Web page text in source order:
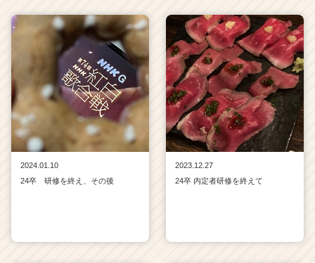
2024.01.10
24卒 研修を終え、その後
2023.12.27
24卒 内定者研修を終えて